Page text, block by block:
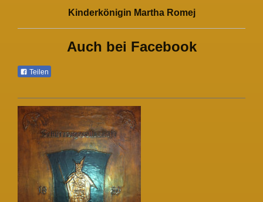
Kinderkönigin Martha Romej
Auch bei Facebook
Teilen